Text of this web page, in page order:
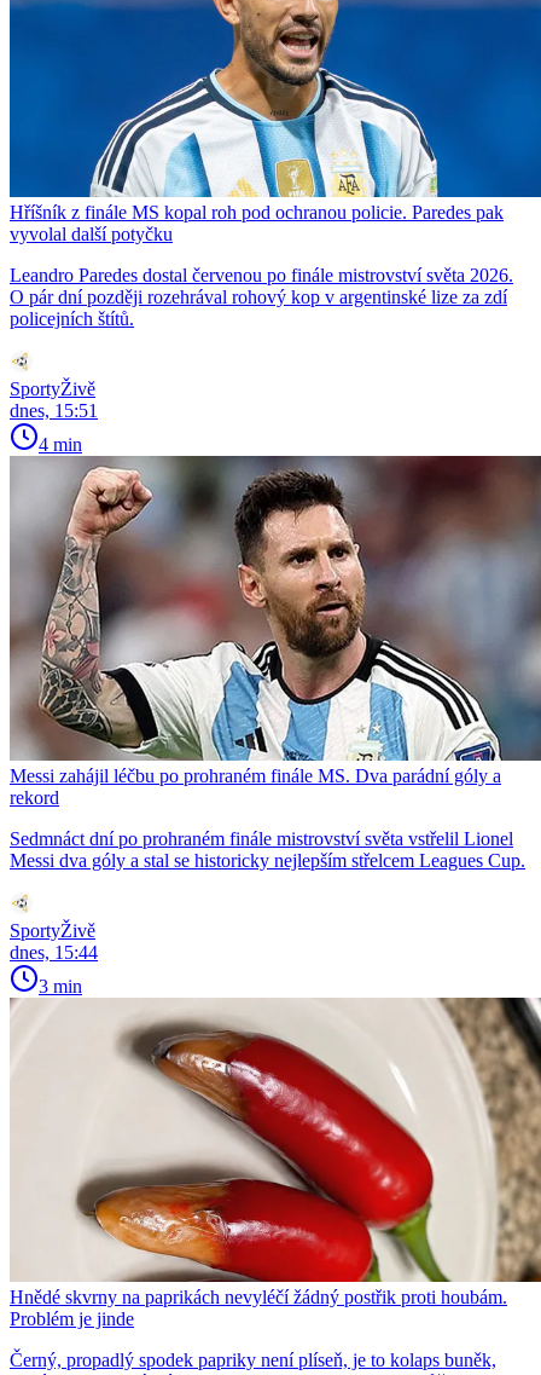
Hříšník z finále MS kopal roh pod ochranou policie. Paredes pak
vyvolal další potyčku
Leandro Paredes dostal červenou po finále mistrovství světa 2026.
O pár dní později rozehrával rohový kop v argentinské lize za zdí
policejních štítů.
SportyŽivě
dnes, 15:51
4 min
Messi zahájil léčbu po prohraném finále MS. Dva parádní góly a
rekord
Sedmnáct dní po prohraném finále mistrovství světa vstřelil Lionel
Messi dva góly a stal se historicky nejlepším střelcem Leagues Cup.
SportyŽivě
dnes, 15:44
3 min
Hnědé skvrny na paprikách nevyléčí žádný postřik proti houbám.
Problém je jinde
Černý, propadlý spodek papriky není plíseň, je to kolaps buněk,